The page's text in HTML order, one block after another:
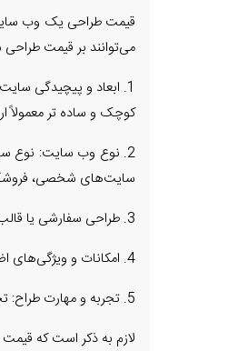
قیمت طراحی یک وب
می‌توانند بر قیمت طراحی
1. ابعاد و پیچیدگی
کوچک و ساده تر معمولاً
2. نوع وب سایت: نوع
سایت‌های شخصی،
3. طراحی سفارشی یا قالب: اگر می‌خواهید یک طراحی سفارشی داشته باشید، ممکن است قیمت بالاتری داشته باشد. اما استفاده از قالب‌های آماده می‌تواند هزینه را کاهش دهد.
4. امکانات و ویژگی‌های اضافی: اضافه کردن امکانات خاص مانند فرم تماس، نمونه کار، سیستم مدیریت محتوا پیشرفته و غیره ممکن است هزینه را افزایش دهد.
5. تجربه و مهارت طراح: تجربه و مهارت طراح نیز در تعیین قیمت تأثیر دارد. طراحان با تجربه ممکن است قیمت بیشتری بگیرند.
لازم به ذکر است که